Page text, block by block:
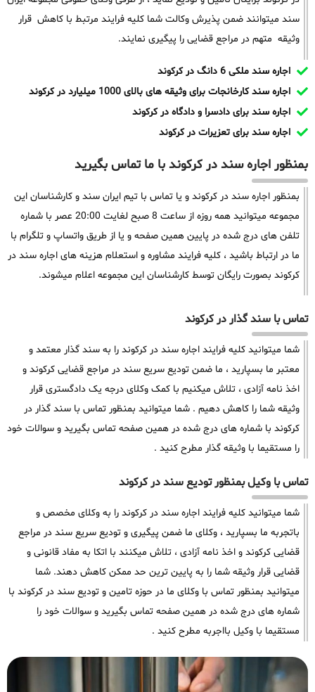
سند میتوانند ضمن پذیرش وکالت شما کلیه فرایند مرتبط با کاهش قرار
وثیقه متهم در مراجع قضایی را پیگیری نمایند.
اجاره سند ملکی 6 دانگ در کرکوند
اجاره سند کارخانجات برای وثیقه های بالای 1000 میلیارد در کرکوند
اجاره سند برای دادسرا و دادگاه در کرکوند
اجاره سند برای تعزیرات در کرکوند
بمنظور اجاره سند در کرکوند با ما تماس بگیرید
بمنظور اجاره سند در کرکوند و یا تماس با تیم ایران سند و کارشناسان این
مجموعه میتوانید همه روزه از ساعت 8 صبح لغایت 20:00 عصر با شماره
تلفن های درج شده در پایین همین صفحه و یا از طریق واتساپ و تلگرام با
ما در ارتباط باشید ، کلیه فرایند مشاوره و استعلام هزینه های اجاره سند در
کرکوند بصورت رایگان توسط کارشناسان این مجموعه اعلام میشوند.
تماس با سند گذار در کرکوند
شما میتوانید کلیه فرایند اجاره سند در کرکوند را به سند گذار معتمد و
معتبر ما بسپارید ، ما ضمن تودیع سریع سند در مراجع قضایی کرکوند و
اخذ نامه آزادی ، تلاش میکنیم با کمک وکلای درجه یک دادگستری قرار
وثیقه شما را کاهش دهیم . شما میتوانید بمنظور تماس با سند گذار در
کرکوند با شماره های درج شده در همین صفحه تماس بگیرید و سوالات خود
را مستقیما با وثیقه گذار مطرح کنید .
تماس با وکیل بمنظور تودیع سند در کرکوند
شما میتوانید کلیه فرایند اجاره سند در کرکوند را به وکلای مخصص و
باتجربه ما بسپارید ، وکلای ما ضمن پیگیری و تودیع سریع سند در مراجع
قضایی کرکوند و اخذ نامه آزادی ، تلاش میکنند با اتکا به مفاد قانونی و
قضایی قرار وثیقه شما را به پایین ترین حد ممکن کاهش دهند. شما
میتوانید بمنظور تماس با وکلای ما در حوزه تامین و تودیع سند در کرکوند با
شماره های درج شده در همین صفحه تماس بگیرید و سوالات خود را
مستقیما با وکیل بااجربه مطرح کنید .